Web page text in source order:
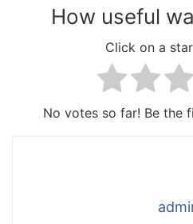
How useful
Click on a
No votes so far! Be the